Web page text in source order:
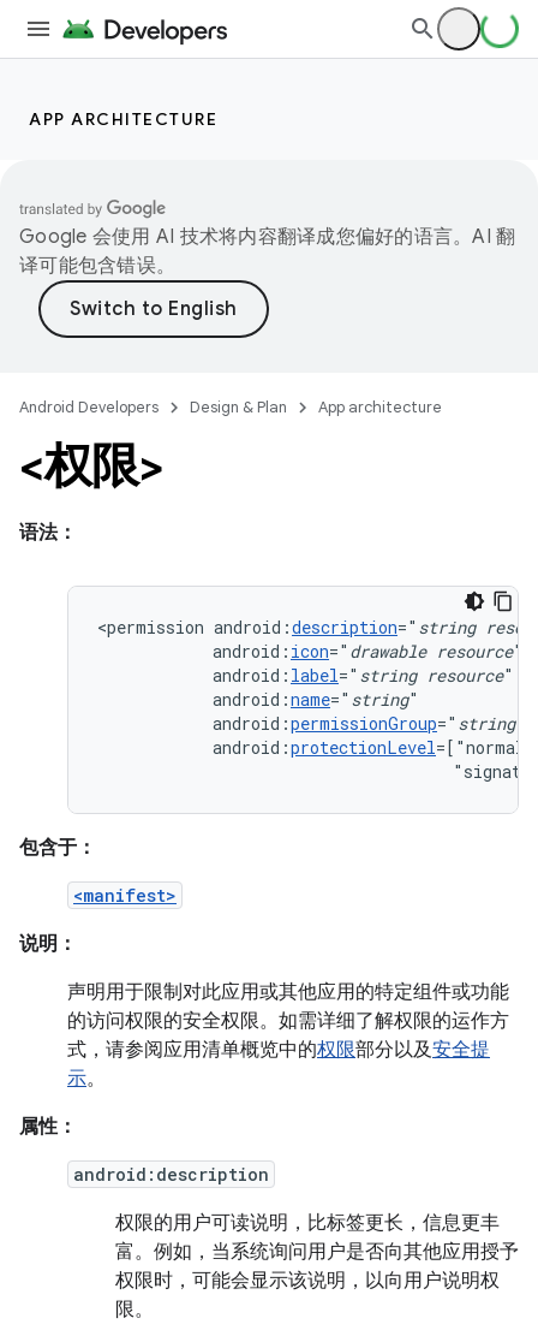
APP ARCHITECTURE
Google 会使用 AI 技术将内容翻译成您偏好的语言。AI 翻
译可能包含错误。
Android Developers Design & Plan App architecture
<权限>
语法：
<permission android:description=" string
android: icon=" drawable resource
android: label=" string resource
android:name=" string
android:permissionGroup=" string
android:protectionLevel=["normal"
包含于：
<manifest>
说明：
声明用于限制对此应用或其他应用的特定组件或功能
的访问权限的安全权限。如需详细了解权限的运作方
式，请参阅应用清单概览中的权限部分以及安全提
示。
属性：
android:description
权限的用户可读说明，比标签更长，信息更丰
富。例如，当系统询问用户是否向其他应用授予
权限时，可能会显示该说明，以向用户说明权
限。